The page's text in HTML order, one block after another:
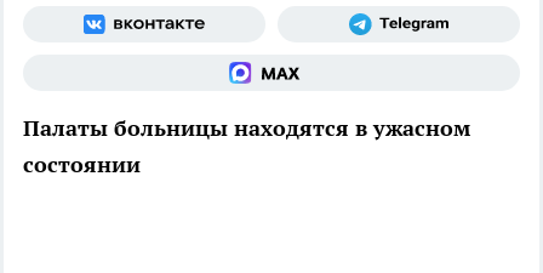
Палаты больницы находятся в ужасном
состоянии